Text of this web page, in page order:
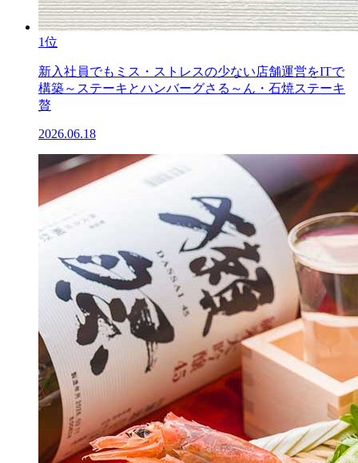
1位
新入社員でもミス・ストレスの少ない店舗運営をITで
構築～ステーキとハンバーグさる～ん・石焼ステーキ
贅
2026.06.18